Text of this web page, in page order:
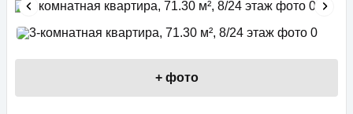
+ фото